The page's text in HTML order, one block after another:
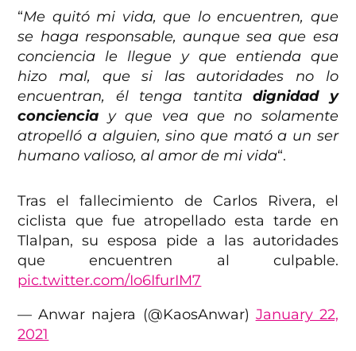
“Me quitó mi vida, que lo encuentren, que
se haga responsable, aunque sea que esa
conciencia le llegue y que entienda que
hizo mal, que si las autoridades no lo
encuentran, él tenga tantitadignidad y
conciencia y que vea que no solamente
atropelló a alguien, sino que mató a un ser
humano valioso, al amor de mi vida“.
Tras el fallecimiento de Carlos Rivera, el
ciclista que fue atropellado esta tarde en
Tlalpan, su esposa pide a las autoridades
que encuentren al culpable.
pic.twitter.com/Io6IfurIM7
— Anwar najera (@KaosAnwar) January 22,
2021